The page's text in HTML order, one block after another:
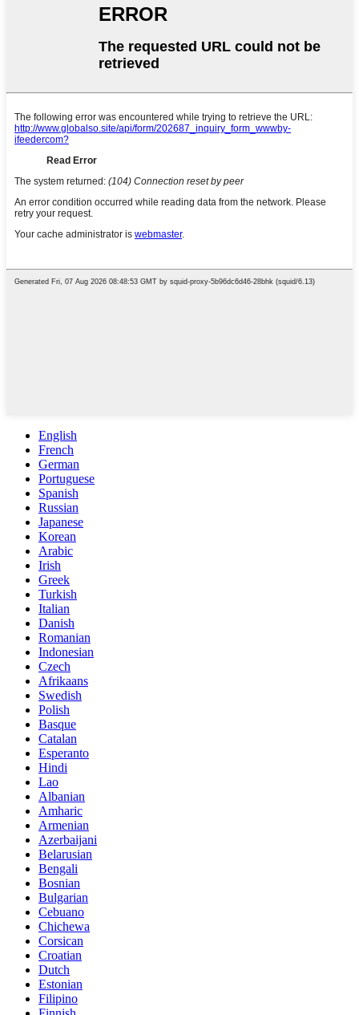
English
French
German
Portuguese
Spanish
Russian
Japanese
Korean
Arabic
Irish
Greek
Turkish
Italian
Danish
Romanian
Indonesian
Czech
Afrikaans
Swedish
Polish
Basque
Catalan
Esperanto
Hindi
Lao
Albanian
Amharic
Armenian
Azerbaijani
Belarusian
Bengali
Bosnian
Bulgarian
Cebuano
Chichewa
Corsican
Croatian
Dutch
Estonian
Filipino